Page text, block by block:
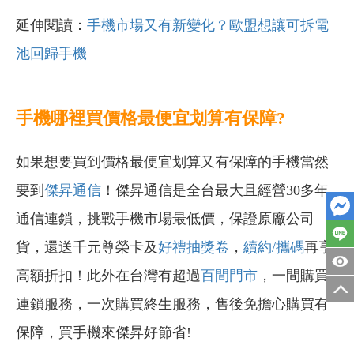
延伸閱讀： 手機市場又有新變化？歐盟想讓可拆電
池回歸手機
手機哪裡買價格最便宜划算有保障?
如果想要買到價格最便宜划算又有保障的手機當然
要到 傑昇通信 ！傑昇通信是全台最大且經營30多年
通信連鎖，挑戰手機市場最低價，保證原廠公司
貨，還送千元尊榮卡及好禮抽獎卷 ， 續約/攜碼再享
高額折扣！此外在台灣有超過百間門市 ，一間購買
連鎖服務，一次購買終生服務，售後免擔心購買有
保障，買手機來傑昇好節省!